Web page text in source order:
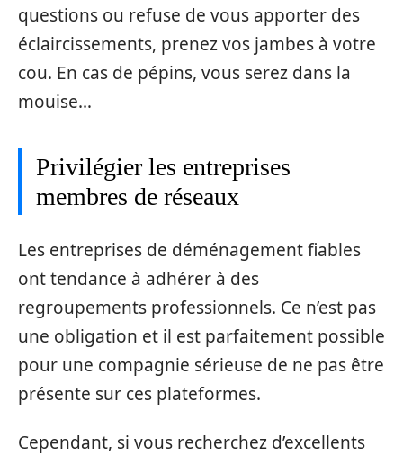
questions ou refuse de vous apporter des
éclaircissements, prenez vos jambes à votre
cou. En cas de pépins, vous serez dans la
mouise…
Privilégier les entreprises
membres de réseaux
Les entreprises de déménagement fiables
ont tendance à adhérer à des
regroupements professionnels. Ce n’est pas
une obligation et il est parfaitement possible
pour une compagnie sérieuse de ne pas être
présente sur ces plateformes.
Cependant, si vous recherchez d’excellents